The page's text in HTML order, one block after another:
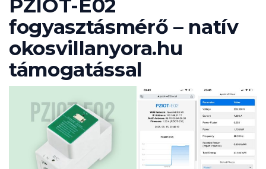
PZIOT-E02
fogyasztásmérő – natív
okosvillanyora.hu
támogatással